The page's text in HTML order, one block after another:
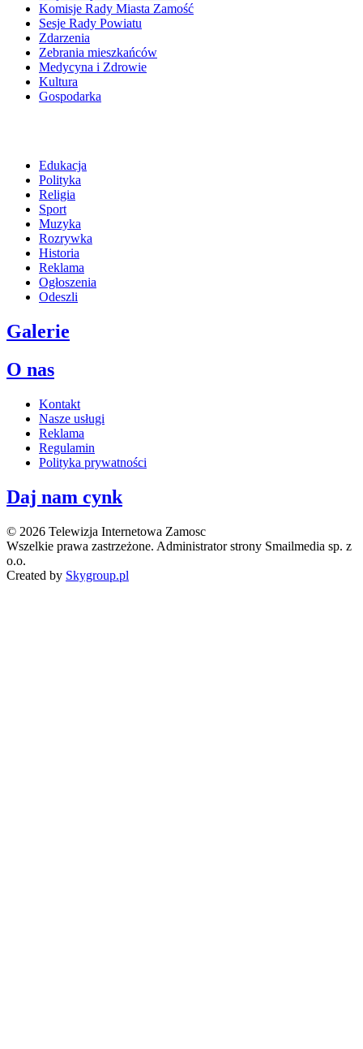
Komisje Rady Miasta Zamość
Sesje Rady Powiatu
Zdarzenia
Zebrania mieszkańców
Medycyna i Zdrowie
Kultura
Gospodarka
Edukacja
Polityka
Religia
Sport
Muzyka
Rozrywka
Historia
Reklama
Ogłoszenia
Odeszli
Galerie
O nas
Kontakt
Nasze usługi
Reklama
Regulamin
Polityka prywatności
Daj nam cynk
© 2026 Telewizja Internetowa Zamosc
Wszelkie prawa zastrzeżone. Administrator strony Smailmedia sp. z
o.o.
Created by Skygroup.pl